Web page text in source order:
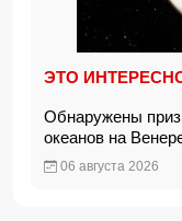
ЭТО
Обнаружены
океанов на
06 августа 2026